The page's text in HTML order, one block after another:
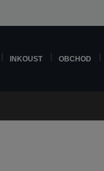
INKOUST OBCHOD